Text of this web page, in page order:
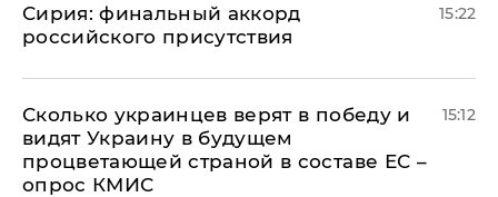
​Сирия: финальный аккорд
российского присутствия
15:22
Сколько украинцев верят в победу и
видят Украину в будущем
процветающей страной в составе ЕС –
опрос КМИС
15:12